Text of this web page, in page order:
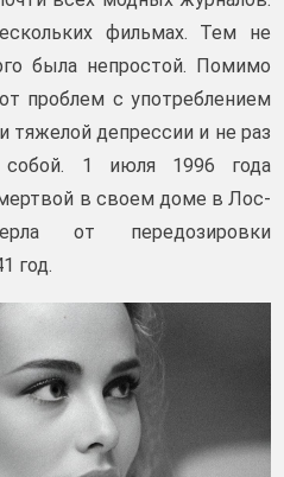
фильмах. Тем не
была непростой. Помимо
проблем с употреблением
тяжелой депрессии и не раз
собой. 1 июля 1996 года
в своем доме в Лос-
от передозировки
год.